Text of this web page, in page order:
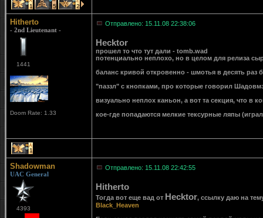
1 5 2
Hitherto
- 2nd Lieutenant -
1441
Doom Rate: 1.33
Отправлено: 15.11.08 22:38:06
Hecktor
прошел то что тут дали - tomb.wad
потенциально неплохо, но в целом для релиза
баланс кривой откровенно - шмотья в десять
"паззл" с кнопками, про которые говорил
визуально неплох каньон, а вот та секция, что в
кое-где попадаются мелкие тексурные ляпы
1
Shadowman
UAC General
4393
Отправлено: 15.11.08 22:42:55
Hitherto
Тогда вот еще вад от Hecktor, ссылку даю на
Black_Heaven